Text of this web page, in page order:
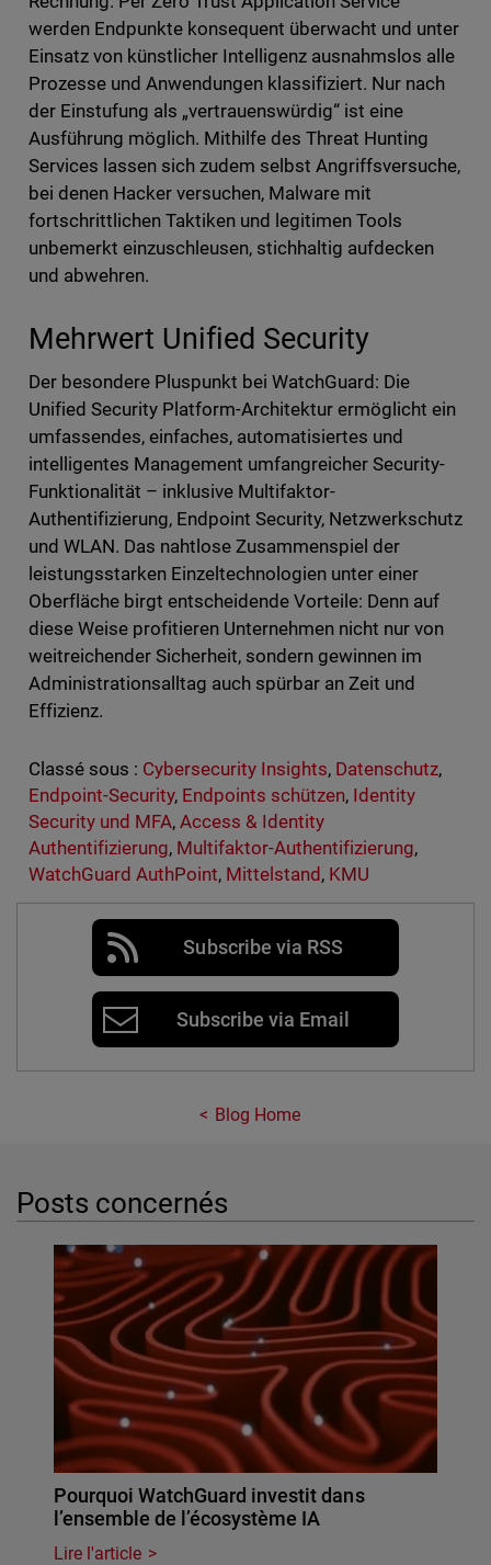
werden Endpunkte konsequent überwacht und unter
Einsatz von künstlicher Intelligenz ausnahmslos alle
Prozesse und Anwendungen klassifiziert. Nur nach
der Einstufung als „vertrauenswürdig“ ist eine
Ausführung möglich. Mithilfe des Threat Hunting
Services lassen sich zudem selbst Angriffsversuche,
bei denen Hacker versuchen, Malware mit
fortschrittlichen Taktiken und legitimen Tools
unbemerkt einzuschleusen, stichhaltig aufdecken
und abwehren.
Mehrwert Unified Security
Der besondere Pluspunkt bei WatchGuard: Die
Unified Security Platform-Architektur ermöglicht ein
umfassendes, einfaches, automatisiertes und
intelligentes Management umfangreicher Security-
Funktionalität – inklusive Multifaktor-
Authentifizierung, Endpoint Security, Netzwerkschutz
und WLAN. Das nahtlose Zusammenspiel der
leistungsstarken Einzeltechnologien unter einer
Oberfläche birgt entscheidende Vorteile: Denn auf
diese Weise profitieren Unternehmen nicht nur von
weitreichender Sicherheit, sondern gewinnen im
Administrationsalltag auch spürbar an Zeit und
Effizienz.
Classé sous : Cybersecurity Insights, Datenschutz,
Endpoint-Security, Endpoints schützen, Identity
Security und MFA, Access & Identity
Authentifizierung, Multifaktor-Authentifizierung,
WatchGuard AuthPoint, Mittelstand , KMU
Subscribe via RSS
Subscribe via Email
Blog Home
Posts concernés
Pourquoi WatchGuard investit dans
l’ensemble de l’écosystème IA
Lire l'article